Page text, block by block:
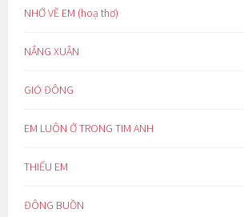
NHỚ VỀ EM (hoạ thơ)
NẮNG XUÂN
GIÓ ĐÔNG
EM LUÔN Ở TRONG TIM ANH
THIẾU EM
ĐÔNG BUỒN